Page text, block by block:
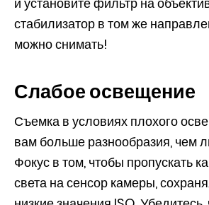
стабилизатор в том же
можно снимать!
Слабое освещение
Съемка в условиях плохого
вам больше разнообразия, чем
Фокус в том, чтобы пропускать
света на сенсор камеры,